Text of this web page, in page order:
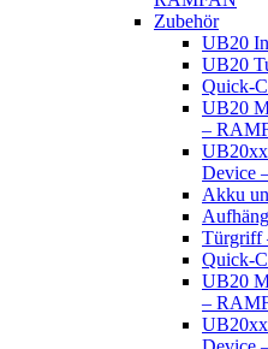
Zubehör
UB20
UB20
Quick-
UB20
–
Device
Akku
Türgriff
Quick-
UB20
–